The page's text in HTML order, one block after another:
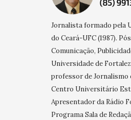
Jornalista formado pela
do Ceará-UFC (1987).
Comunicação,
Universidade de
professor de Jornalismo
Centro Universitário
Apresentador da Rádio
Programa Sala de